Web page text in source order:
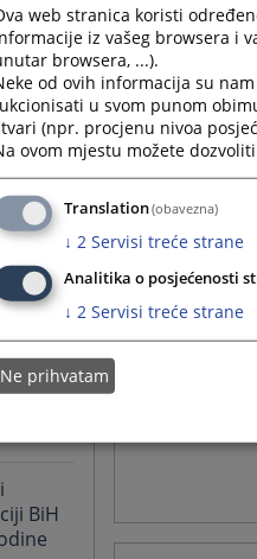
u
BiH
u
BiH
web stranica koristi
iz vašeg browsera i
browsera, ...).
od ovih informacija su
u svom punom
(npr. procjenu nivoa
ovom mjestu možete
Translation(obavezna)
↓ 2 Servisi treće strane
Analitika o posjećenosti
↓ 2 Servisi treće strane
Ne prihvatam